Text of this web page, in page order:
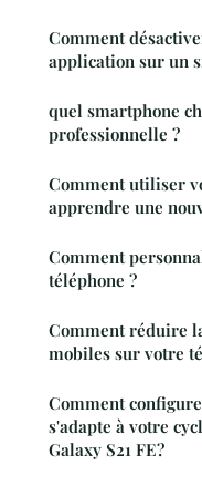
Comment
application sur un
quel smartphone
professionnelle ?
Comment utiliser
apprendre une
Comment
téléphone ?
Comment réduire
mobiles sur votre
Comment
s'adapte à votre
Galaxy S21 FE?